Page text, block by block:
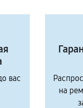
вас
на